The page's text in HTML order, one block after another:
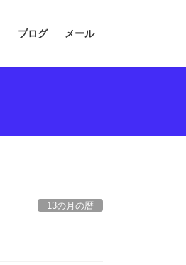
ブログ メール
13の月の暦